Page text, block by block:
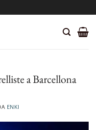
a Barcellona
ENKI